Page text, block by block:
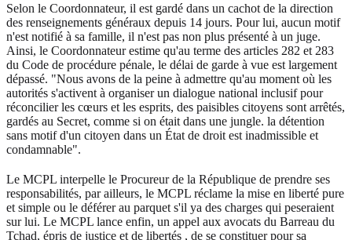
Selon le Coordonnateur, il est gardé dans un cachot de la direction
des renseignements généraux depuis 14 jours. Pour lui, aucun motif
n'est notifié à sa famille, il n'est pas non plus présenté à un juge.
Ainsi, le Coordonnateur estime qu'au terme des articles 282 et 283
du Code de procédure pénale, le délai de garde à vue est largement
dépassé. "Nous avons de la peine à admettre qu'au moment où les
autorités s'activent à organiser un dialogue national inclusif pour
réconcilier les cœurs et les esprits, des paisibles citoyens sont arrêtés,
gardés au Secret, comme si on était dans une jungle. la détention
sans motif d'un citoyen dans un État de droit est inadmissible et
condamnable".
Le MCPL interpelle le Procureur de la République de prendre ses
responsabilités, par ailleurs, le MCPL réclame la mise en liberté pure
et simple ou le déférer au parquet s'il ya des charges qui peseraient
sur lui. Le MCPL lance enfin, un appel aux avocats du Barreau du
Tchad, épris de justice et de libertés , de se constituer pour sa